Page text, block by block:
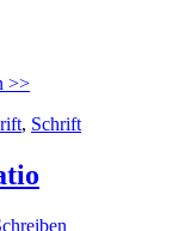
>>
, Schrift